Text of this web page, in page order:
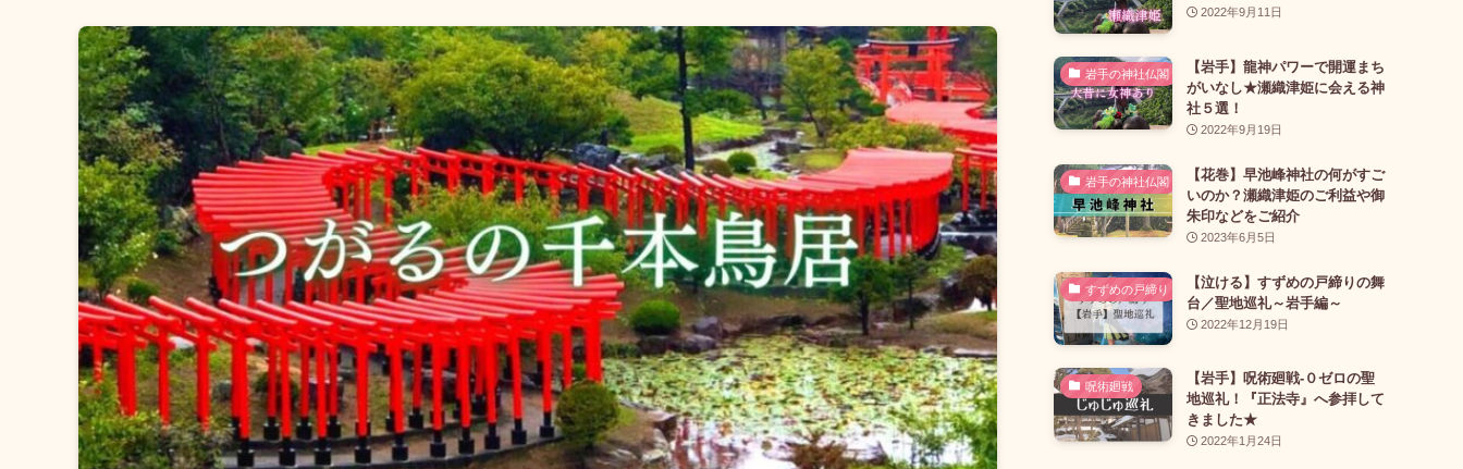
2022年9月11日
岩手の神社仏閣
【岩手】龍神パワーで開運まち
がいなし★瀬織津姫に会える神
社５選！
2022年9月19日
岩手の神社仏閣
【花巻】早池峰神社の何がすご
いのか？瀬織津姫のご利益や御
朱印などをご紹介
2023年6月5日
すずめの戸締り
【泣ける】すずめの戸締りの舞
台／聖地巡礼～岩手編～
2022年12月19日
呪術廻戦
【岩手】呪術廻戦-０ゼロの聖
地巡礼！『正法寺』へ参拝して
きました★
2022年1月24日